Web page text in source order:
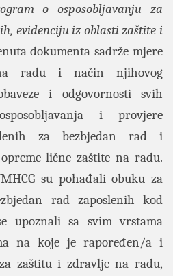
o osposobljavanju za
evidenciju iz oblasti zaštite i
dokumenta sadrže mjere
radu i način njihovog
i odgovornosti svih
i provjere
za bezbjedan rad i
lične zaštite na radu.
su pohađali obuku za
rad zaposlenih kod
upoznali sa svim vrstama
na koje je rapoređen/a i
zaštitu i zdravlje na radu,